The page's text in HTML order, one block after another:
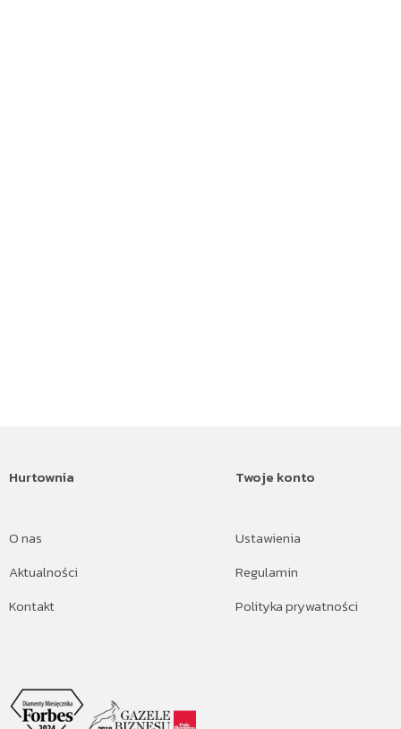
Hurtownia
O nas
Aktualności
Kontakt
Twoje konto
Ustawienia
Regulamin
Polityka prywatności